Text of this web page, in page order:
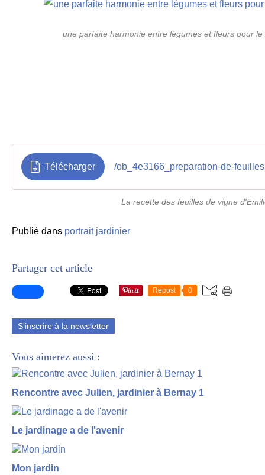
une parfaite harmonie entre légumes et fleurs pour
Télécharger /ob_4e3166_preparation-de-
La recette des feuilles de vigne
Publié dans portrait jardinier
Partager cet article
Repost 0
S'inscrire à la newsletter
Vous aimerez aussi :
Rencontre avec Julien, jardinier à Bernay 1
Le jardinage a de l'avenir
Mon jardin